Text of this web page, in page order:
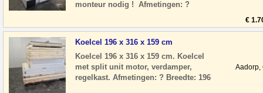
monteur nodig ! Afmetingen: ?
Hoogte: 200 cm
€
Koelcel 196 x 316 x 159 cm
Koelcel 196 x 316 x 159 cm. Koelcel
met split unit motor, verdamper,
regelkast. Afmetingen: ? Breedte: 196
Aadorp,